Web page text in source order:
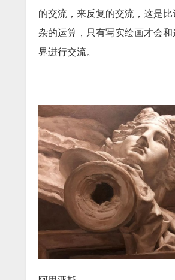
的交流，来反复的交流，这是比
杂的运算，只有写实绘画才会
界进行交流。